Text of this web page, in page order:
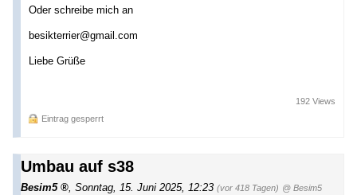
Oder schreibe mich an
besikterrier@gmail.com
Liebe Grüße
Eintrag gesperrt
192 Views
Umbau auf s38
Besim5 , Sonntag, 15. Juni 2025, 12:23 (vor 418 Tagen) @ Besim5